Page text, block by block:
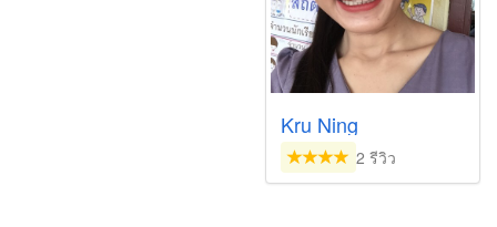
Kru Ning
2 รีวิว